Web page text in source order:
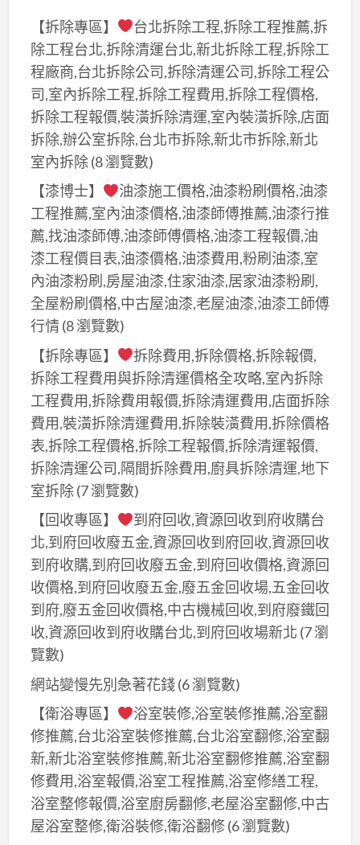
【拆除專區】
台北拆除工程,拆除工程推薦,拆
除工程台北,拆除清運台北,新北拆除工程,拆除工
程廠商,台北拆除公司,拆除清運公司,拆除工程公
司,室內拆除工程,拆除工程費用,拆除工程價格,
拆除工程報價,裝潢拆除清運,室內裝潢拆除,店面
拆除,辦公室拆除,台北市拆除,新北市拆除,新北
室內拆除(8 瀏覽數)
【漆博士】
油漆施工價格,油漆粉刷價格,油漆
工程推薦,室內油漆價格,油漆師傅推薦,油漆行推
薦,找油漆師傅,油漆師傅價格,油漆工程報價,油
漆工程價目表,油漆價格,油漆費用,粉刷油漆,室
內油漆粉刷,房屋油漆,住家油漆,居家油漆粉刷,
全屋粉刷價格,中古屋油漆,老屋油漆,油漆工師傅
行情(8 瀏覽數)
【拆除專區】
拆除費用,拆除價格,拆除報價,
拆除工程費用與拆除清運價格全攻略,室內拆除
工程費用,拆除費用報價,拆除清運費用,店面拆除
費用,裝潢拆除清運費用,拆除裝潢費用,拆除價格
表,拆除工程價格,拆除工程報價,拆除清運報價,
拆除清運公司,隔間拆除費用,廚具拆除清運,地下
室拆除(7 瀏覽數)
【回收專區】
到府回收,資源回收到府收購台
北,到府回收廢五金,資源回收到府回收,資源回收
到府收購,到府回收廢五金,到府回收價格,資源回
收價格,到府回收廢五金,廢五金回收場,五金回收
到府,廢五金回收價格,中古機械回收,到府廢鐵回
收,資源回收到府收購台北,到府回收場新北 (7 瀏
覽數)
網站變慢先別急著花錢(6 瀏覽數)
【衛浴專區】
浴室裝修,浴室裝修推薦,浴室翻
修推薦,台北浴室裝修推薦,台北浴室翻修,浴室翻
新,新北浴室裝修推薦,新北浴室翻修推薦,浴室翻
修費用,浴室報價,浴室工程推薦,浴室修繕工程,
浴室整修報價,浴室廚房翻修,老屋浴室翻修,中古
屋浴室整修,衛浴裝修,衛浴翻修(6 瀏覽數)